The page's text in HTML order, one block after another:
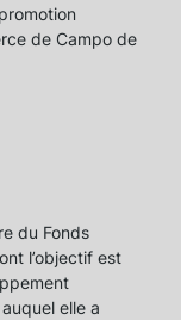
de Campo de
du Fonds
l’objectif est
elle a